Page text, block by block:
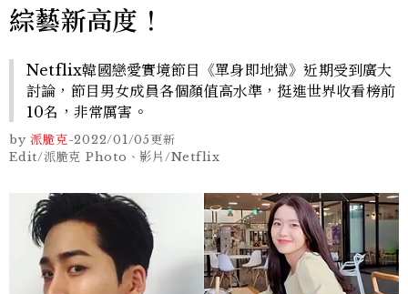
綜藝新高度！
Netflix韓國戀愛實境節目《單身即地獄》近期受到廣大
討論，節目男女成員各個顏值高水準，挺進世界收看榜前
10名，非常厲害。
by 派脆克-2022/01/05更新
Edit/派脆克 Photo、影片/Netflix